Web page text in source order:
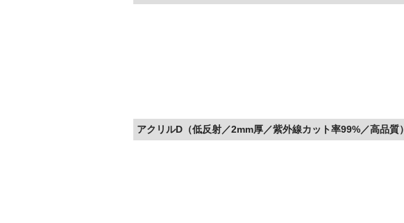
アクリルD（低反射／2mm厚／紫外線カット率99%／高品質）